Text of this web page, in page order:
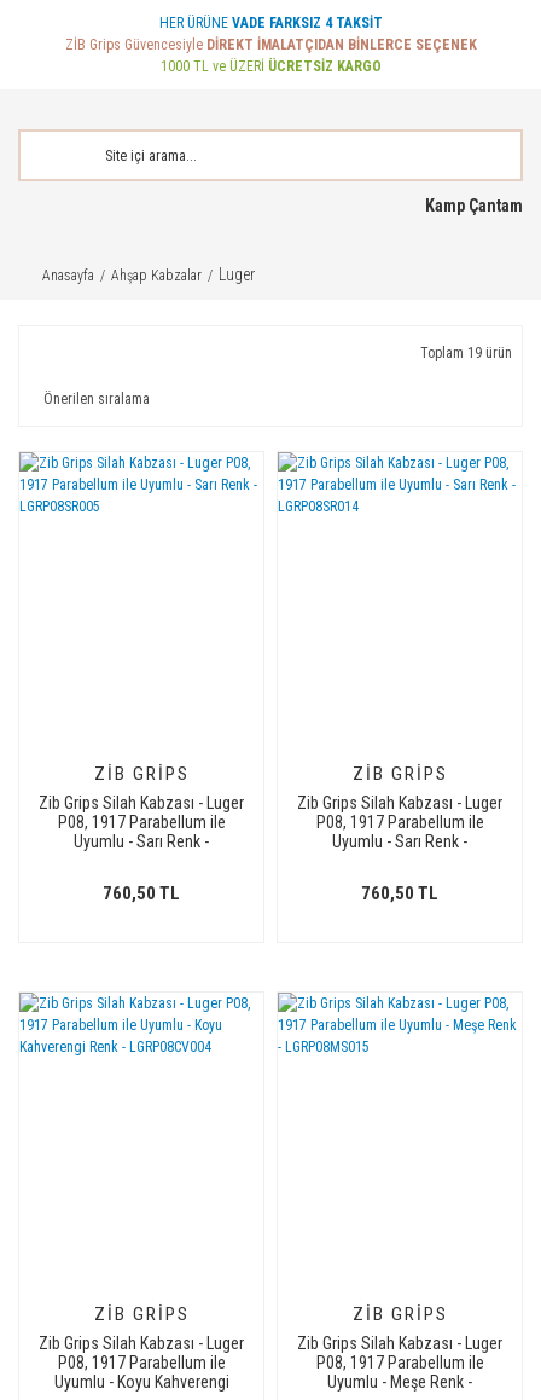
HER ÜRÜNE VADE FARKSIZ 4 TAKSİT
ZİB Grips Güvencesiyle DİREKT İMALATÇIDAN BİNLERCE SEÇENEK
1000 TL ve ÜZERİ ÜCRETSİZ KARGO
Kamp Çantam
Anasayfa Ahşap Kabzalar Luger
Toplam 19 ürün
ZIB GRIPS
Zib Grips Silah Kabzası - Luger
P08, 1917 Parabellum ile
Uyumlu - Sarı Renk -
760,50 TL
ZIB GRIPS
Zib Grips Silah Kabzası - Luger
P08, 1917 Parabellum ile
Uyumlu - Sarı Renk -
760,50 TL
ZIB GRIPS
Zib Grips Silah Kabzası - Luger
P08, 1917 Parabellum ile
Uyumlu - Koyu Kahverengi
ZIB GRIPS
Zib Grips Silah Kabzası - Luger
P08, 1917 Parabellum ile
Uyumlu - Meşe Renk -